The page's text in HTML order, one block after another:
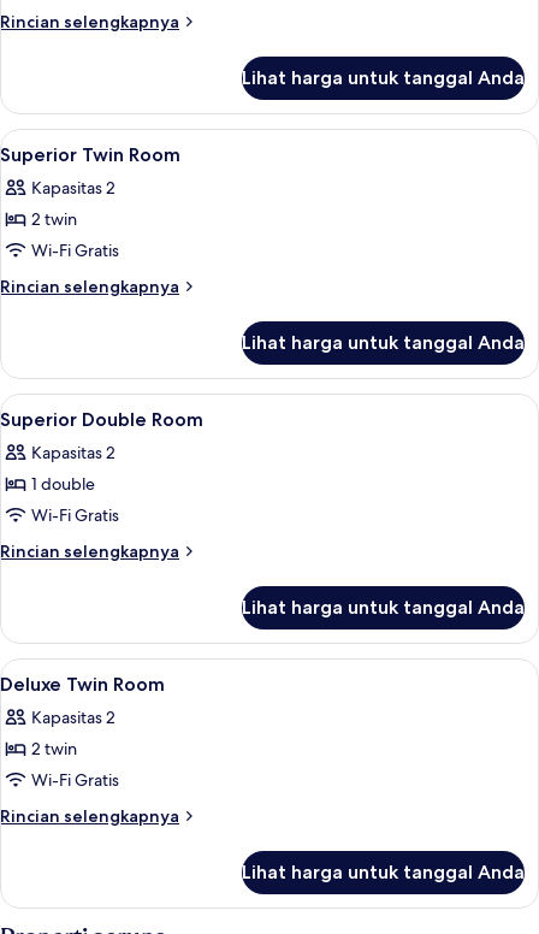
Rincian selengkapnya
Rincian
Suite
Lihat harga untuk tanggal Anda
Lihat
semua
foto
untuk
Superior
Twin
Minibar, brankas, meja kerja, dan Wi-
2
Superior Twin Room
Kapasitas 2
2 twin
Wi-Fi Gratis
Rincian selengkapnya
Rincian
Superior
Twin
Room
Lihat harga untuk tanggal Anda
Lihat
semua
foto
untuk
Superior
Double
Minibar, brankas, meja kerja, dan Wi-
4
Superior Double Room
Kapasitas 2
1 double
Wi-Fi Gratis
Rincian selengkapnya
Rincian
Superior
Double
Room
Lihat harga untuk tanggal Anda
Lihat
semua
foto
untuk
Deluxe
Twin
Minibar, brankas, meja kerja, dan Wi-
2
Deluxe Twin Room
Kapasitas 2
2 twin
Wi-Fi Gratis
Rincian selengkapnya
Rincian
Deluxe
Twin
Lihat harga untuk tanggal Anda